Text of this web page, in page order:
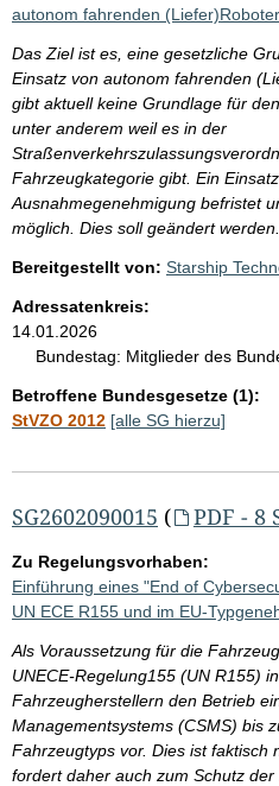
autonom fahrenden
Das Ziel ist es, eine gesetzliche
Einsatz von autonom fahrenden
gibt aktuell keine Grundlage für
unter anderem weil es in der
Fahrzeugkategorie gibt. Ein
Ausnahmegenehmigung befristet
möglich. Dies soll geändert werden.
Bereitgestellt von: Starship
Adressatenkreis:
14.01.2026
Bundestag: Mitglieder des
Betroffene Bundesgesetze (1):
StVZO 2012 [alle SG hierzu]
SG2602090015 ( PDF - 8
Zu Regelungsvorhaben:
Einführung eines "End of
UN ECE R155 und im EU-
Als Voraussetzung für die
UNECE-Regelung155 (UN R155)
Fahrzeugherstellern den Betrieb
Managementsystems (CSMS) bis
Fahrzeugtyps vor. Dies ist faktisch
fordert daher auch zum Schutz